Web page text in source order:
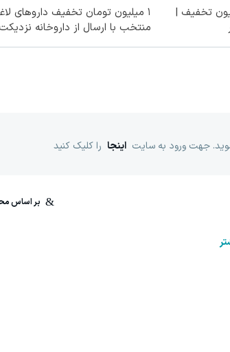
تخفیف |
۱ میلیون تومان تخفیف داروهای
منتخب با ارسال از داروخانه
جهت ورود به سایت اینجا را کلیک کنید